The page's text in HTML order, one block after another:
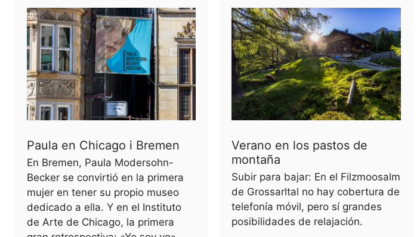
Paula en Chicago i Bremen
En Bremen, Paula Modersohn-
Becker se convirtió en la primera
mujer en tener su propio museo
dedicado a ella. Y en el Instituto
de Arte de Chicago, la primera
Verano en los pastos de
montaña
Subir para bajar: En el Filzmoosalm
de Grossarltal no hay cobertura de
telefonía móvil, pero sí grandes
posibilidades de relajación.